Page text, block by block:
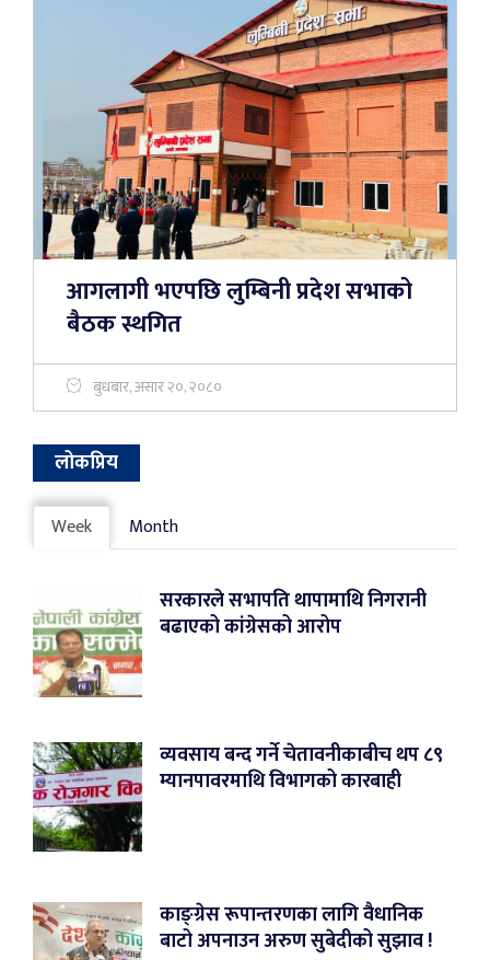
आगलागी भएपछि लुम्बिनी प्रदेश सभाको
बैठक स्थगित
बुधबार, असार २०, २०८०
लोकप्रिय
Week Month
सरकारले सभापति थापामाथि निगरानी
बढाएको कांग्रेसको आरोप
व्यवसाय बन्द गर्ने चेतावनीकाबीच थप ८९
म्यानपावरमाथि विभागको कारबाही
काङ्ग्रेस रूपान्तरणका लागि वैधानिक
बाटो अपनाउन अरुण सुबेदीको सुझाव !